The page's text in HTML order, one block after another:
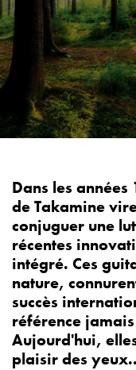
Dans les
de Takamine
conjuguer une
récentes
intégré. Ces
nature,
succès
référence
Aujourd'hui,
plaisir des